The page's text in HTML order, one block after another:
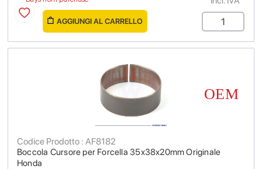
AGGIUNGI AL CARRELLO
Boccola Cursore per Forcella 35x38x20mm Originale
Honda
Codice Prodotto : AF8182